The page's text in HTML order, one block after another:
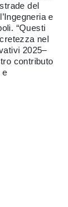
del
e
“Questi
nel
2025–
contributo
e